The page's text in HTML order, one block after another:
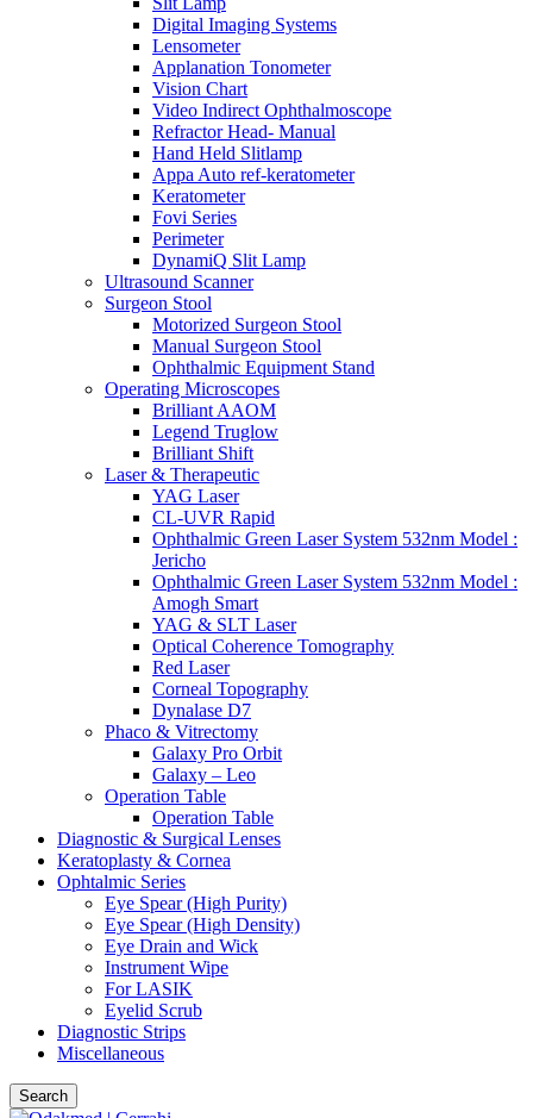
Digital Imaging Systems
Lensometer
Applanation Tonometer
Vision Chart
Video Indirect Ophthalmoscope
Refractor Head- Manual
Hand Held Slitlamp
Appa Auto ref-keratometer
Keratometer
Fovi Series
Perimeter
DynamiQ Slit Lamp
Ultrasound Scanner
Surgeon Stool
Motorized Surgeon Stool
Manual Surgeon Stool
Ophthalmic Equipment Stand
Operating Microscopes
Brilliant AAOM
Legend Truglow
Brilliant Shift
Laser & Therapeutic
YAG Laser
CL-UVR Rapid
Ophthalmic Green Laser System 532nm Model :
Jericho
Ophthalmic Green Laser System 532nm Model :
Amogh Smart
YAG & SLT Laser
Optical Coherence Tomography
Red Laser
Corneal Topography
Dynalase D7
Phaco & Vitrectomy
Galaxy Pro Orbit
Galaxy – Leo
Operation Table
Operation Table
Diagnostic & Surgical Lenses
Keratoplasty & Cornea
Ophtalmic Series
Eye Spear (High Purity)
Eye Spear (High Density)
Eye Drain and Wick
Instrument Wipe
For LASIK
Eyelid Scrub
Diagnostic Strips
Miscellaneous
Search